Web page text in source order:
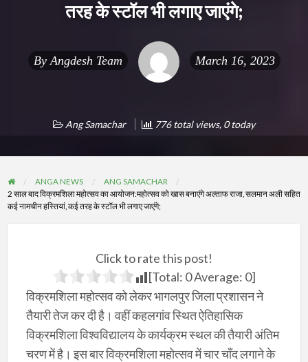
तरह के स्टॉल भी लगाए जाएंगे;
By Angdesh Team March 16, 2023
Ang Samachar 776 total views, 0 today
ANGA NEWS
ANG SAMACHAR
2 साल बाद विक्रमशिला महोत्सव का आयोजन:महोत्सव को खास बनाएंगे अल्ताफ राजा, सलमान अली सहित
कई नामचीन हस्तियां, कई तरह के स्टॉल भी लगाए जाएंगे;
Click to rate this post!
[Total: 0Average: 0]
विक्रमशिला महोत्सव को लेकर भागलपुर जिला प्रशासन ने
तैयारी तेज कर दी है। वहीं कहलगांव स्थित ऐतिहासिक
विक्रमशिला विश्वविद्यालय के कार्यक्रम स्थल की तैयारी अंतिम
चरण में है। इस बार विक्रमशिला महोत्सव में चार चाँद लगाने के